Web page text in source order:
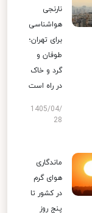
نارنجی
هواشناسی
برای تهران؛
طوفان و
گرد و خاک
در راه است
1405/04/
28
ماندگاری
هوای گرم
در کشور تا
پنج روز